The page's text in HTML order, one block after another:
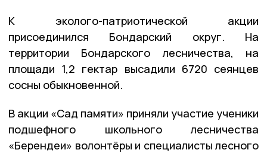
К эколого-патриотической акции
присоединился Бондарский округ. На
территории Бондарского лесничества, на
площади 1,2 гектар высадили 6720 сеянцев
сосны обыкновенной.
В акции «Сад памяти» приняли участие ученики
подшефного школьного лесничества
«Берендеи» волонтёры и специалисты лесного